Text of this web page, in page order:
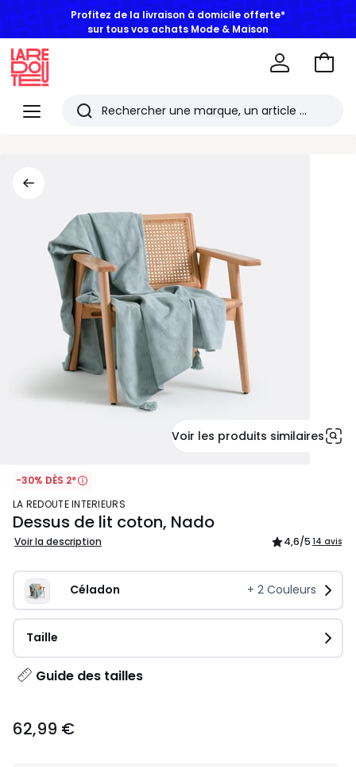
Profitez de la livraison à domicile offerte*
sur tous vos achats Mode & Maison
Menu
Redoute
Rechercher
consultés
Aller
Voir les produits similaires
-30% DÈS 2*
LA REDOUTE INTERIEURS
Dessus de lit coton, Nado
Voir la description 4,6/5 14 avis
Céladon + 2 Couleurs
Taille
Guide des tailles
€.
62,99 €